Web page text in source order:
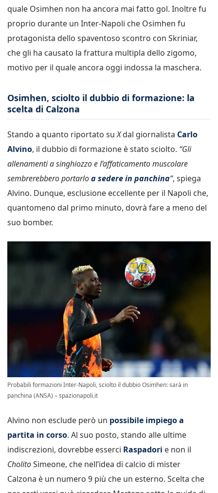
quale Osimhen non ha ancora mai fatto gol. Inoltre fu
proprio durante un Inter-Napoli che Osimhen fu
protagonista dello spaventoso scontro con Skriniar,
che gli ha causato la frattura multipla dello zigomo,
motivo per il quale ancora oggi indossa la maschera.
Osimhen, sciolto il dubbio di formazione: la
scelta di Calzona
Stando a quanto riportato suXdal giornalista Carlo
Alvino, il dubbio di formazione è stato sciolto. “Gli
allenamenti a singhiozzo e l’affaticamento muscolare
sembrerebbero portarloa sedere in panchina“, spiega
Alvino. Dunque, esclusione eccellente per il Napoli che,
quantomeno dal primo minuto, dovrà fare a meno del
suo bomber.
Probabili formazioni Inter-Napoli, sciolto il dubbio Osimhen: sarà in
panchina (ANSA) – spazionapoli.it
Alvino non esclude però un possibile impiego a
partita in corso. Al suo posto, stando alle ultime
indiscrezioni, dovrebbe esserci Raspadori e non il
CholitoSimeone, che nell’idea di calcio di mister
Calzona è un numero 9 più che un esterno. Scelta che